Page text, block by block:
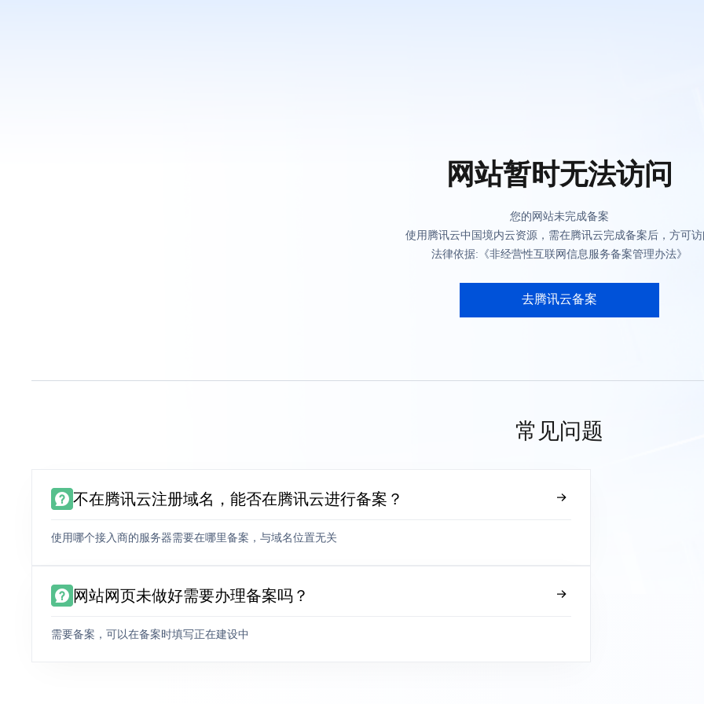
网站暂时无法访问
您的网站未完成备案
使用腾讯云中国境内云资源，需在腾讯云完成备案后，方可
法律依据:《非经营性互联网信息服务备案管理办法》
去腾讯云备案
常见问题
不在腾讯云注册域名，能否在腾讯云进行备案？
使用哪个接入商的服务器需要在哪里备案，与域名位置无关
网站网页未做好需要办理备案吗？
需要备案，可以在备案时填写正在建设中